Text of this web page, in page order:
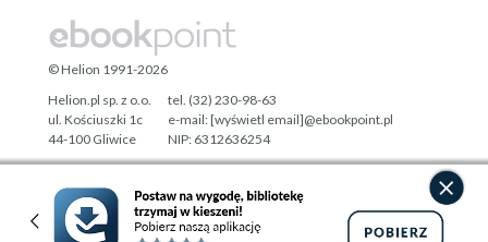
Designed with ♥ byTonik.pl
© Helion 1991-2026
Helion.pl sp. z o.o.
ul. Kościuszki 1c
44-100 Gliwice
tel. (32) 230-98-63
e-mail:[wyświetl email]@ebookpoint.pl
NIP: 6312636254
Regon: 241989027